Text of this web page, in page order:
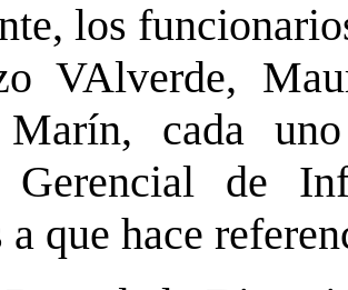
los
VAlverde,
Marín, cada
Gerencial de
a que hace